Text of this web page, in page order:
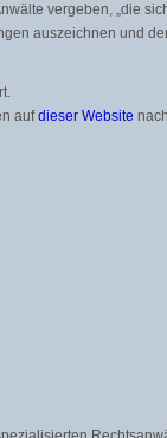
vergeben, „die
auszeichnen und
aufdieser Website